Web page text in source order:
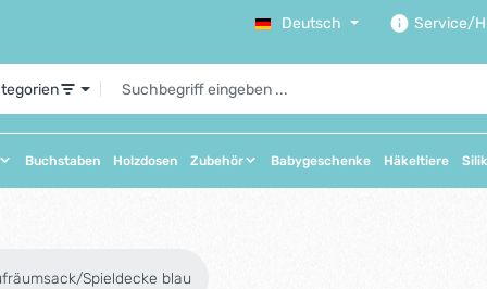
Deutsch Service/
Buchstaben Holzdosen Zubehör Babygeschenke Häkeltiere
Spieldecke blau